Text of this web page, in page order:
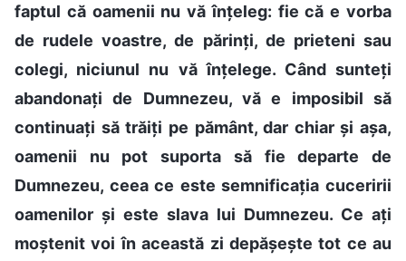
faptul că oamenii nu vă înțeleg: fie că e vorba
de rudele voastre, de părinți, de prieteni sau
colegi, niciunul nu vă înțelege. Când sunteți
abandonați de Dumnezeu, vă e imposibil să
continuați să trăiți pe pământ, dar chiar și așa,
oamenii nu pot suporta să fie departe de
Dumnezeu, ceea ce este semnificația cuceririi
oamenilor și este slava lui Dumnezeu. Ce ați
moștenit voi în această zi depășește tot ce au